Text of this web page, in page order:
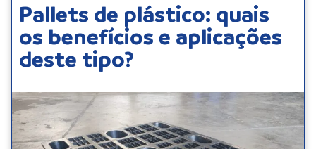
Pallets de plástico: quais
os benefícios e aplicações
deste tipo?